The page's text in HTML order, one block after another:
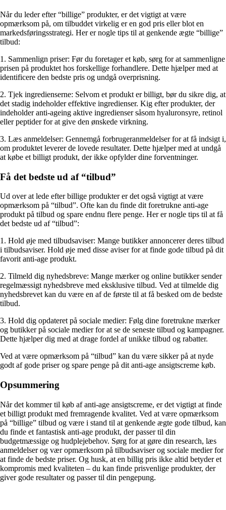
Når du leder efter “billige” produkter, er det vigtigt at være
opmærksom på, om tilbuddet virkelig er en god pris eller blot en
markedsføringsstrategi. Her er nogle tips til at genkende ægte “billige”
tilbud:
1. Sammenlign priser: Før du foretager et køb, sørg for at sammenligne
prisen på produktet hos forskellige forhandlere. Dette hjælper med at
identificere den bedste pris og undgå overprisning.
2. Tjek ingredienserne: Selvom et produkt er billigt, bør du sikre dig, at
det stadig indeholder effektive ingredienser. Kig efter produkter, der
indeholder anti-ageing aktive ingredienser såsom hyaluronsyre, retinol
eller peptider for at give den ønskede virkning.
3. Læs anmeldelser: Gennemgå forbrugeranmeldelser for at få indsigt i,
om produktet leverer de lovede resultater. Dette hjælper med at undgå
at købe et billigt produkt, der ikke opfylder dine forventninger.
Få det bedste ud af “tilbud”
Ud over at lede efter billige produkter er det også vigtigt at være
opmærksom på “tilbud”. Ofte kan du finde dit foretrukne anti-age
produkt på tilbud og spare endnu flere penge. Her er nogle tips til at få
det bedste ud af “tilbud”:
1. Hold øje med tilbudsaviser: Mange butikker annoncerer deres tilbud
i tilbudsaviser. Hold øje med disse aviser for at finde gode tilbud på dit
favorit anti-age produkt.
2. Tilmeld dig nyhedsbreve: Mange mærker og online butikker sender
regelmæssigt nyhedsbreve med eksklusive tilbud. Ved at tilmelde dig
nyhedsbrevet kan du være en af de første til at få besked om de bedste
tilbud.
3. Hold dig opdateret på sociale medier: Følg dine foretrukne mærker
og butikker på sociale medier for at se de seneste tilbud og kampagner.
Dette hjælper dig med at drage fordel af unikke tilbud og rabatter.
Ved at være opmærksom på “tilbud” kan du være sikker på at nyde
godt af gode priser og spare penge på dit anti-age ansigtscreme køb.
Opsummering
Når det kommer til køb af anti-age ansigtscreme, er det vigtigt at finde
et billigt produkt med fremragende kvalitet. Ved at være opmærksom
på “billige” tilbud og være i stand til at genkende ægte gode tilbud, kan
du finde et fantastisk anti-age produkt, der passer til din
budgetmæssige og hudplejebehov. Sørg for at gøre din research, læs
anmeldelser og vær opmærksom på tilbudsaviser og sociale medier for
at finde de bedste priser. Og husk, at en billig pris ikke altid betyder et
kompromis med kvaliteten – du kan finde prisvenlige produkter, der
giver gode resultater og passer til din pengepung.